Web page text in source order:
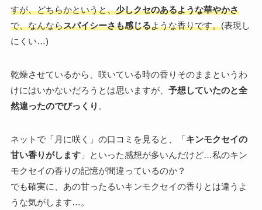
すが、どちらかというと、少しクセのあるような華やかさ
で、なんならスパイシーさも感じるような香りです。(表現し
にくい…)
乾燥させているから、咲いている時の香りそのままというわ
けにはいかないだろうとは思いますが、 予想していたのと全
然違ったのでびっくり 。
ネットで「月に咲く」の口コミを見ると、「キンモクセイの
甘い香りがします」といった感想が多いんだけど…私のキン
モクセイの香りの記憶が間違っているのか？
でも確実に、あの甘ったるいキンモクセイの香りとは違うよ
うな気がします…。